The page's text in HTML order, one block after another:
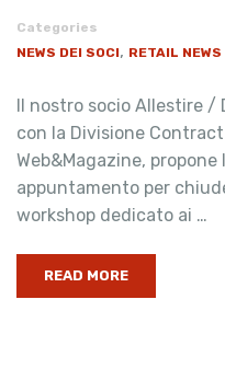
Categories
NEWS DEI SOCI, RETAIL NEWS
Il nostro socio Allestire /
con la Divisione
Web&Magazine,
appuntamento per
workshop dedicato ai …
READ MORE